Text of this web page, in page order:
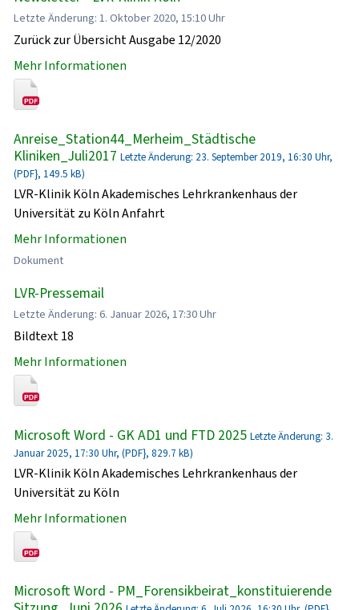
Letzte Änderung: 1. Oktober 2020, 15:10 Uhr
Zurück zur Übersicht Ausgabe 12/2020
Mehr Informationen
Anreise_Station44_Merheim_Städtische
Kliniken_Juli2017 Letzte Änderung: 23. September 2019, 16:30 Uhr,
(PDF}, 149.5 kB)
LVR-Klinik Köln Akademisches Lehrkrankenhaus der
Universität zu Köln Anfahrt
Mehr Informationen
Dokument
LVR-Pressemail
Letzte Änderung: 6. Januar 2026, 17:30 Uhr
Bildtext 18
Mehr Informationen
Microsoft Word - GK AD1 und FTD 2025 Letzte Änderung: 3.
Januar 2025, 17:30 Uhr, (PDF}, 829.7 kB)
LVR-Klinik Köln Akademisches Lehrkrankenhaus der
Universität zu Köln
Mehr Informationen
Microsoft Word - PM_Forensikbeirat_konstituierende